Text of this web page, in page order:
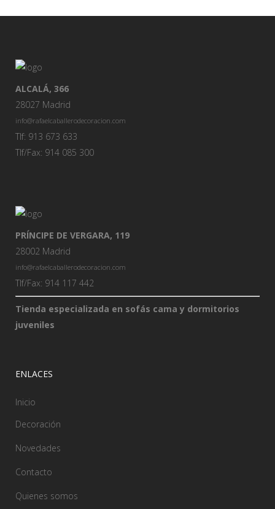
ALCALÁ, 366
28027 Madrid
info@rafaelcaballerodecoracion.com
Tlf: 913 673 633
Tlf/Fax: 914 085 300
PRÍNCIPE DE VERGARA, 119
28002 Madrid
info@rafaelcaballerodecoracion.com
Tlf/Fax: 914 117 442
Tienda especializada en sofás cama y dormitorios
juveniles
ENLACES
Inicio
Decoración
Novedades
Contacto
Quienes somos